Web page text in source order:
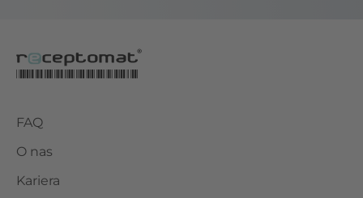
FAQ
O nas
Kariera